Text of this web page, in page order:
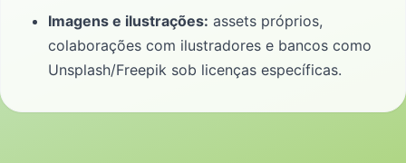
Imagens e ilustrações: assets próprios,
colaborações com ilustradores e bancos como
Unsplash/Freepik sob licenças específicas.